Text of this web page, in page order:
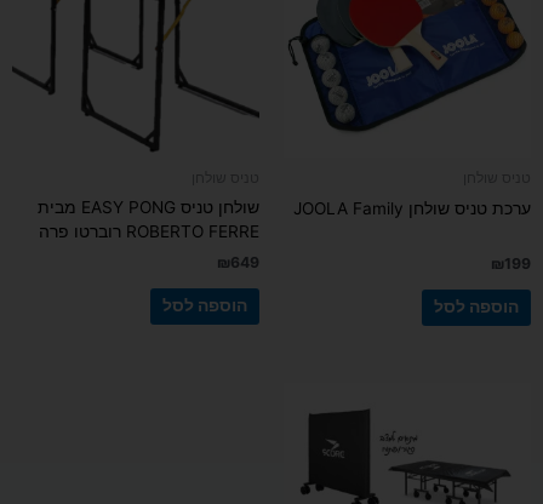
ערכת טניס שולחן JOOLA Family
₪199
הוספה לסל
שולחן טניס EASY PONG מבית
ROBERTO FERRE רוברטו פרה
₪649
הוספה לסל